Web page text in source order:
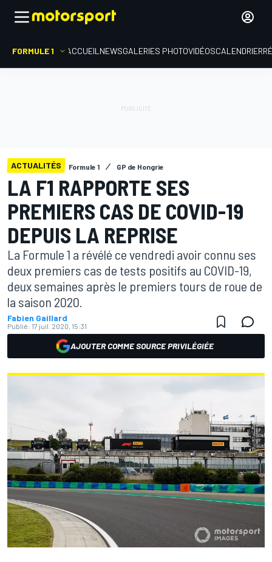
FORMULE 1 ACCUEIL NEWSGALERIES PHOTOVIDÉOSCALENDRIER
ACTUALITÉS Formule 1 GP de Hongrie
LA F1 RAPPORTE SES
PREMIERS CAS DE COVID-19
DEPUIS LA REPRISE
La Formule 1 a révélé ce vendredi avoir connu ses
deux premiers cas de tests positifs au COVID-19,
deux semaines après le premiers tours de roue de
la saison 2020.
Fabien Gaillard
Publié: 17 juil. 2020, 15:31
AJOUTER COMME SOURCE PRIVILÉGIÉE